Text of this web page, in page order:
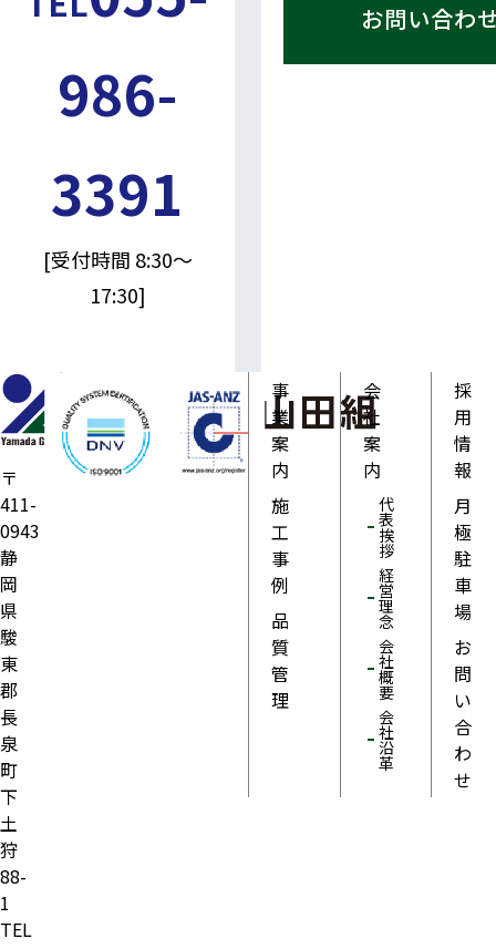
986-
3391
[受付時間 8:30～
17:30]
お問い合わ
〒
411-
0943
静
岡
県
駿
東
郡
長
泉
町
下
土
狩
88-
1
TEL
事
業
案
内
施
工
事
例
品
質
管
理
会
社
案
内
代
表
挨
拶
経
営
理
念
会
社
概
要
会
社
沿
革
採
用
情
報
月
極
駐
車
場
お
問
い
合
わ
せ